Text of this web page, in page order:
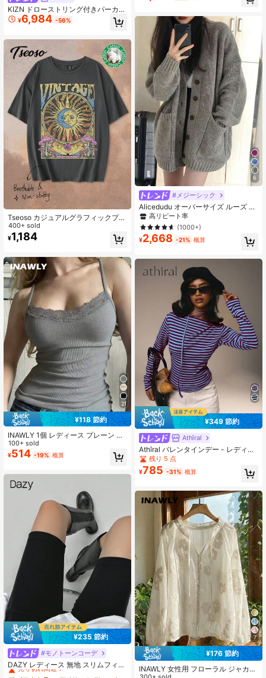
KIZN ドローストリング付きパーカー
クロップド丈 フルジップ スウェット
シャツ レディース 秋冬 ルームウェ
ートウェア ファッション アスレジャ
ー
¥6,984 -56%
Tseoso カジュアルグラフィックプリ
ントルーズフィットラウンドネック
ドロップショルダー 半袖 オーバーサ
イズ レディースTシャツ、夏に最適
400+ sold
¥1,184
21
¥118 節約
INAWLY 1個 レディース プレーン ス
ウィート レース スプライス キャミ
ソール トップ
100+ sold
¥514 -19% 概算
¥235 節約
#モノトーンコーデ
DAZY レディース 無地 スリムフィッ
ト ショートレギンス ブラック アス
#1 ベストセラー
売り切れ間近！
#1 ベストセラー
#1 ベストセラー
6
#メジーシック
Alicedudu オーバーサイズ ルーズ ミ
ニマリスト カーディガン 大きなポケ
ット付き、秋/冬 カジュアル
高リピート率
(1000+)
¥2,668 -21% 概算
¥349 節約
Athîral
Athîral バレンタインデー - レディー
スカジュアル ストライプ ラウンドネ
ック 長袖 Tシャツ 秋向け
残り 5 点
¥785 -31% 概算
7
¥176 節約
INAWLY 女性用 フローラル ジャカー